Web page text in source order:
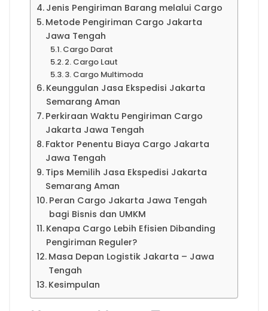
Jenis Pengiriman Barang melalui Cargo
Metode Pengiriman Cargo Jakarta
Jawa Tengah
Cargo Darat
2. Cargo Laut
3. Cargo Multimoda
Keunggulan Jasa Ekspedisi Jakarta
Semarang Aman
Perkiraan Waktu Pengiriman Cargo
Jakarta Jawa Tengah
Faktor Penentu Biaya Cargo Jakarta
Jawa Tengah
Tips Memilih Jasa Ekspedisi Jakarta
Semarang Aman
Peran Cargo Jakarta Jawa Tengah
bagi Bisnis dan UMKM
Kenapa Cargo Lebih Efisien Dibanding
Pengiriman Reguler?
Masa Depan Logistik Jakarta – Jawa
Tengah
Kesimpulan